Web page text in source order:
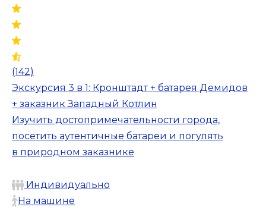
(142)
Экскурсия 3 в 1: Кронштадт + батарея Демидов
+ заказник Западный Котлин
Изучить достопримечательности города,
посетить аутентичные батареи и погулять
в природном заказнике
Индивидуально
На машине